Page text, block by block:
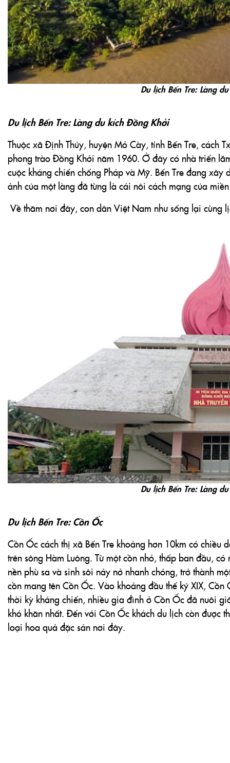
Du lịch Bến Tre: Làng
Du lịch Bến Tre: Làng du kích Đồng Khởi
Thuộc xã Định Thủy, huyện Mỏ Cày, tỉnh Bến Tre, cách
phong trào Đồng Khởi năm 1960. Ở đây có nhà triển
ảnh của một làng đã từng là cái nôi cách mạng của
Về thăm nơi đây, con dân Việt Nam như sống lại cùng
Du lịch Bến Tre: Làng
Du lịch Bến Tre: Cồn Ốc
Cồn Ốc cách thị xã Bến Tre khoảng hơn 10km có
trên sông Hàm Luông. Từ một cồn nhỏ, thấp ban đầu,
cồn mang tên Cồn Ốc. Vào khoảng đầu thế kỷ XIX,
thời kỳ kháng chiến, nhiều gia đình ở Cồn Ốc đã nuôi
khó khăn nhất. Đến với Cồn Ốc khách du lịch còn được
loại hoa quả đặc sản nơi đây.